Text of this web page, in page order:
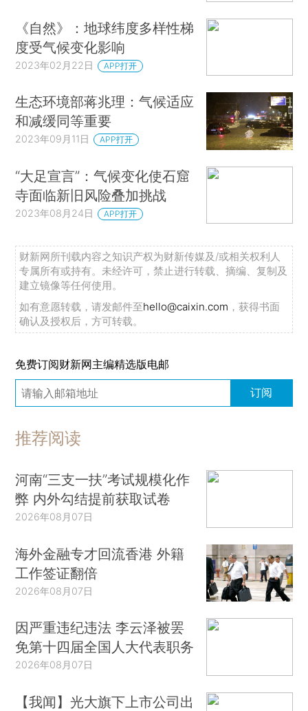
《自然》：地球纬度多样性梯
度受气候变化影响
2023年02月22日 APP打开
生态环境部蒋兆理：气候适应
和减缓同等重要
2023年09月11日 APP打开
“大足宣言”：气候变化使石窟
寺面临新旧风险叠加挑战
2023年08月24日 APP打开
财新网所刊载内容之知识产权为财新传媒及/或相关权利人
专属所有或持有。未经许可，禁止进行转载、摘编、复制及
建立镜像等任何使用。
如有意愿转载，请发邮件至hello@caixin.com ，获得书面
确认及授权后，方可转载。
免费订阅财新网主编精选版电邮
订阅
推荐阅读
河南“三支一扶”考试规模化作
弊 内外勾结提前获取试卷
2026年08月07日
海外金融专才回流香港 外籍
工作签证翻倍
2026年08月07日
因严重违纪违法 李云泽被罢
免第十四届全国人大代表职务
2026年08月07日
【我闻】光大旗下上市公司出